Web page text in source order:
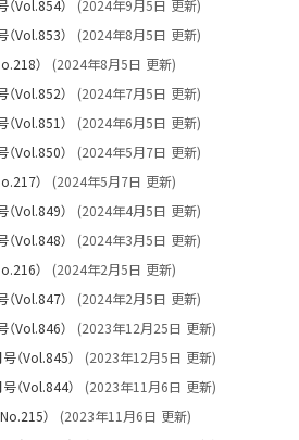
Vol.854）
(2024年9月5日 更新)
Vol.853）
(2024年8月5日 更新)
）
(2024年8月5日 更新)
Vol.852）
(2024年7月5日 更新)
Vol.851）
(2024年6月5日 更新)
Vol.850）
(2024年5月7日 更新)
）
(2024年5月7日 更新)
Vol.849）
(2024年4月5日 更新)
Vol.848）
(2024年3月5日 更新)
）
(2024年2月5日 更新)
Vol.847）
(2024年2月5日 更新)
Vol.846）
(2023年12月25日 更新)
（Vol.845）
(2023年12月5日 更新)
（Vol.844）
(2023年11月6日 更新)
）
(2023年11月6日 更新)